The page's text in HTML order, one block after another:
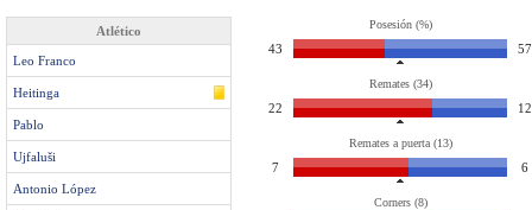
Atlético
Leo Franco
Heitinga
Pablo
Ujfaluši
Antonio López
Posesión (%)
43 57
Remates (34)
22 12
Remates a puerta (13)
7 6
Corners (8)